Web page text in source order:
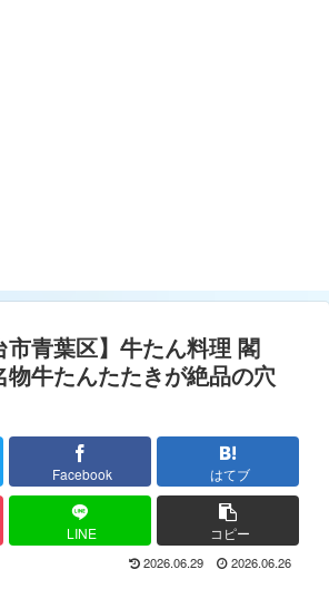
市青葉区】牛たん料理 閣
牛たんたたきが絶品の穴
Facebook はてブ
LINE コピー
2026.06.29 2026.06.26